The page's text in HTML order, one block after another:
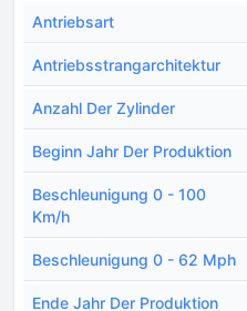
Antriebsart
Antriebsstrangarchitektur
Anzahl Der Zylinder
Beginn Jahr Der Produktion
Beschleunigung 0 - 100
Km/h
Beschleunigung 0 - 62 Mph
Ende Jahr Der Produktion